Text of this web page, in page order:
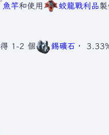
魚竿和使用 蛟龍戰利品
1-2 個 錫礦石 ，